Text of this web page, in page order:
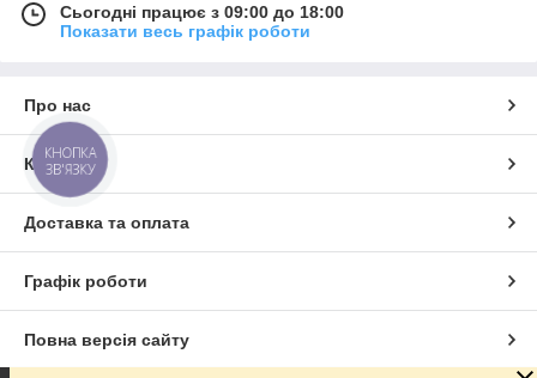
Сьогодні працює з 09:00 до 18:00
Показати весь графік роботи
Про нас
Контакти
Доставка та оплата
Графік роботи
Повна версія сайту
КНОПКА
ЗВ'ЯЗКУ